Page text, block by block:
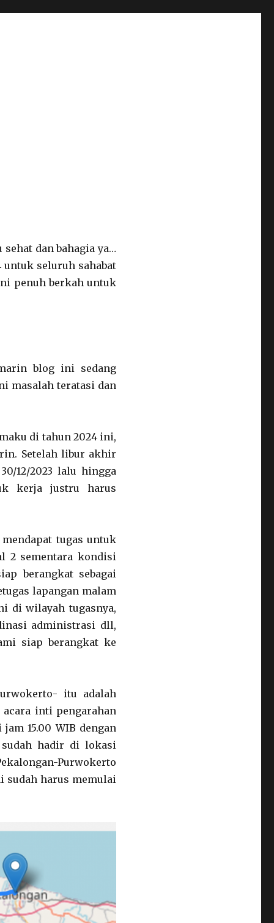
sehat dan bahagia ya…
untuk seluruh sahabat
penuh berkah untuk
blog ini sedang
masalah teratasi dan
di tahun 2024 ini,
Setelah libur akhir
12/2023 lalu hingga
kerja justru harus
tugas untuk
2 sementara kondisi
berangkat sebagai
lapangan malam
di wilayah tugasnya,
administrasi dll,
siap berangkat ke
itu adalah
acara inti pengarahan
15.00 WIB dengan
sudah hadir di lokasi
Purwokerto
sudah harus memulai